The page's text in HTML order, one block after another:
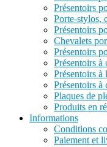
Présentoirs
Porte-stylos,
Présentoirs
Chevalets
Présentoirs
Présentoirs à
Présentoirs à
Présentoirs à
Plaques de
Produits en
Informations
Conditions
Paiement et